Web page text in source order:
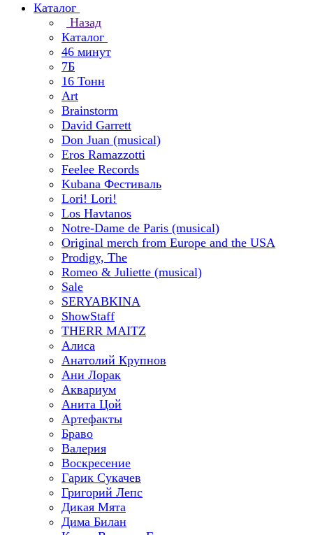
Каталог
Назад
Каталог
46 минут
7Б
16 Тонн
Art
Brainstorm
David Garrett
Don Juan (musical)
Eros Ramazzotti
Feelee Records
Kubana Фестиваль
Lori! Lori!
Los Havtanos
Notre-Dame de Paris (musical)
Original merch from Europe and the USA
Prodigy, The
Romeo & Juliette (musical)
Sale
SERYABKINA
ShowStaff
THERR MAITZ
Алиса
Анатолий Крупнов
Ани Лорак
Аквариум
Анита Цой
Артефакты
Браво
Валерия
Воскресение
Гарик Сукачев
Григорий Лепс
Дикая Мята
Дима Билан